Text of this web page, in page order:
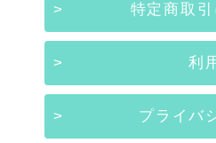
特定商取
利
プライバ